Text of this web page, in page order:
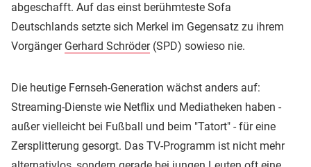
abgeschafft. Auf das einst berühmteste Sofa
Deutschlands setzte sich Merkel im Gegensatz zu ihrem
Vorgänger Gerhard Schröder(SPD) sowieso nie.
Die heutige Fernseh-Generation wächst anders auf:
Streaming-Dienste wie Netflix und Mediatheken haben -
außer vielleicht bei Fußball und beim "Tatort" - für eine
Zersplitterung gesorgt. Das TV-Programm ist nicht mehr